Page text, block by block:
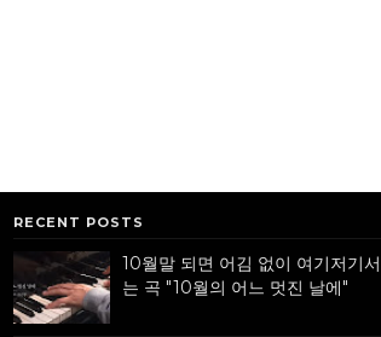
RECENT POSTS
10월말 되면 어김 없이 여기저기
는 곡 "10월의 어느 멋진 날에"